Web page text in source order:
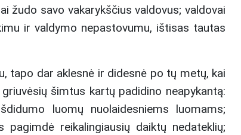
žudo savo vakarykščius valdovus; valdovai
ir valdymo nepastovumu, ištisas tautas
tapo dar aklesnė ir didesnė po tų metų, kai
šimtus kartų padidino neapykantą:
luomų nuolaidesniems luomams;
reikalingiausių daiktų nedateklių;